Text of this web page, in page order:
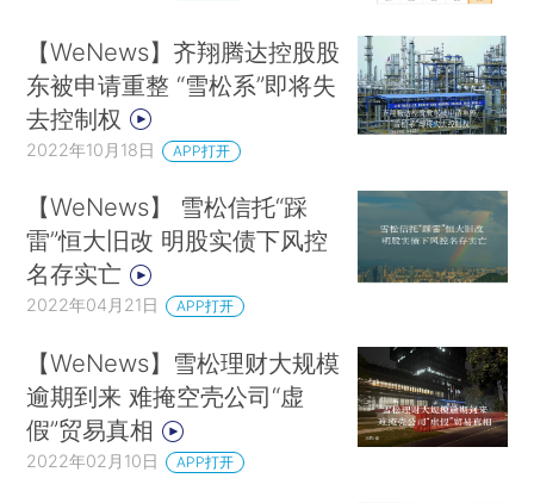
【数据推荐】
私营企业平均工资
人员年平均工资为6.5万元，较上年增长3.7%，增
速回落5.2个百分点。 来数据库查看数据
4月机电出口同比增长10%
机电产品是中国的
传统出口大类，4月的出口额达到1706亿美元，比
2022年同期增长10%。各小类中，手机和集成电路
的出口额同比分别下滑6%和7.3%，但新能源产品
继续走高。来看我们的详细专题整理
【更多荐读】
【WeNews】齐翔腾达控股股
东被申请重整 “雪松系”即将失
去控制权
2022年10月18日 APP打开
【WeNews】 雪松信托“踩
雷”恒大旧改 明股实债下风控
名存实亡
2022年04月21日 APP打开
【WeNews】雪松理财大规模
逾期到来 难掩空壳公司“虚
假”贸易真相
2022年02月10日 APP打开